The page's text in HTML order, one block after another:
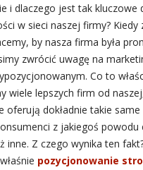
i dlaczego jest tak kluczowe
w sieci naszej firmy? Kiedy
by nasza firma była
zwrócić uwagę na
Co to
wiele lepszych firm od
oferują dokładnie takie same
z jakiegoś powodu
inne. Z czego wynika ten
pozycjonowanie